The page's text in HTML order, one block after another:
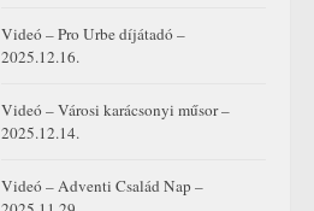
Videó – Pro Urbe díjátadó –
2025.12.16.
Videó – Városi karácsonyi műsor –
2025.12.14.
Videó – Adventi Család Nap –